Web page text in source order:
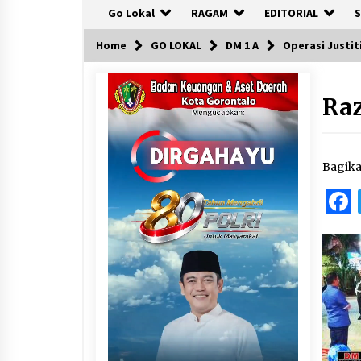
Go Lokal RAGAM EDITORIAL
Home GO LOKAL DM 1 A Operasi